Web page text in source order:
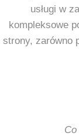
usługi w
kompleksowe
strony, zarówno